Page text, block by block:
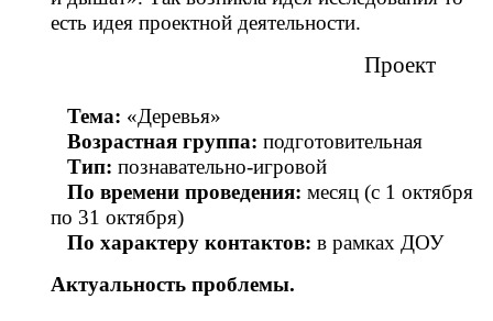
есть идея проектной деятельности.
Проект
Тема: «Деревья»
Возрастная группа: подготовительная
Тип: познавательно-игровой
По времени проведения: месяц (с 1 октября
по 31 октября)
По характеру контактов: в рамках ДОУ
Актуальность проблемы.